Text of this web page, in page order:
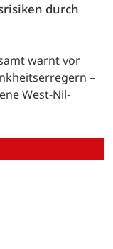
durch
warnt vor
–
West-Nil-